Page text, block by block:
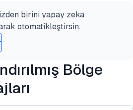
birini yapay zeka
otomatikleştirsin.
Bölge